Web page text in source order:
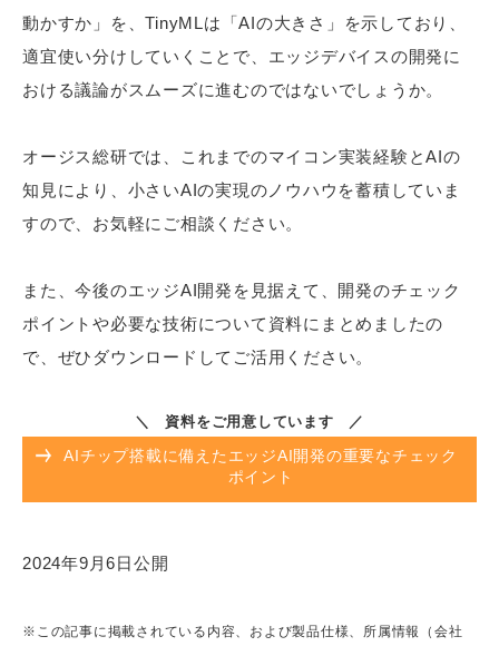
動かすか」を、TinyMLは「AIの大きさ」を示しており、
適宜使い分けしていくことで、エッジデバイスの開発に
おける議論がスムーズに進むのではないでしょうか。
オージス総研では、これまでのマイコン実装経験とAIの
知見により、小さいAIの実現のノウハウを蓄積していま
すので、お気軽にご相談ください。
また、今後のエッジAI開発を見据えて、開発のチェック
ポイントや必要な技術について資料にまとめましたの
で、ぜひダウンロードしてご活用ください。
＼ 資料をご用意しています ／
AIチップ搭載に備えたエッジAI開発の重要なチェック
ポイント
2024年9月6日公開
※この記事に掲載されている内容、および製品仕様、所属情報（会社